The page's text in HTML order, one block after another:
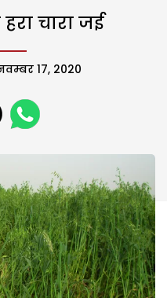
हरा चारा जई
17, 2020